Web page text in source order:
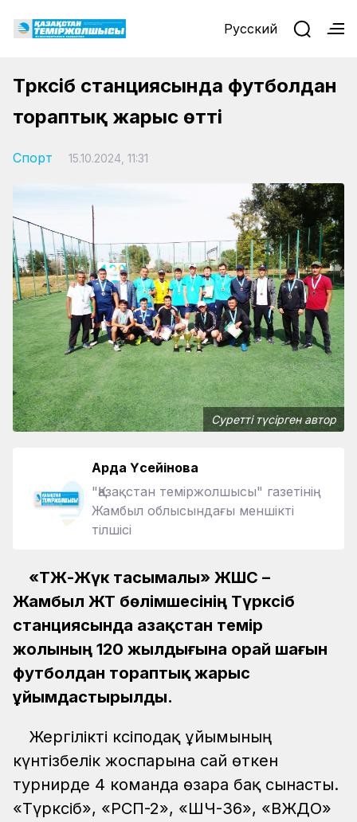
Русский
Түрксіб станциясында футболдан
тораптық жарыс өтті
Спорт 15.10.2024, 11:31
Суретті түсірген автор
Ардақ Үсейінова
"Қазақстан теміржолшысы" газетінің
Жамбыл облысындағы меншікті
тілшісі
«ҚТЖ-Жүк тасымалы» ЖШС –
Жамбыл ЖТ бөлімшесінің Түрксіб
станциясында Қазақстан темір
жолының 120 жылдығына орай шағын
футболдан тораптық жарыс
ұйымдастырылды.
Жергілікті кәсіподақ ұйымының
күнтізбелік жоспарына сай өткен
турнирде 4 команда өзара бақ сынасты.
«Түрксіб», «РСП-2», «ШЧ-36», «ВЖДО»